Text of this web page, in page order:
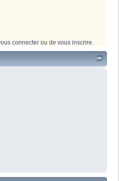
connecter ou de vous inscrire.